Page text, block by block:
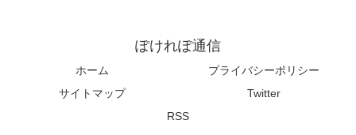
ぽけれぽ通信
ホーム
プライバシーポリシー
サイトマップ
Twitter
RSS